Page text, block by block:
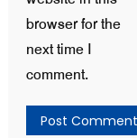
browser for the
next time I
comment.